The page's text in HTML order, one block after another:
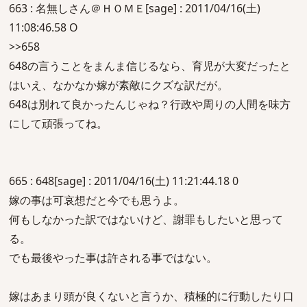
663 : 名無しさん＠ＨＯＭＥ[sage] : 2011/04/16(土)
11:08:46.58 O
>>658
648の言うことをまんま信じるなら、育児が大変だったと
はいえ、なかなか嫁が素敵にクズな訳だが。
648は別れて良かったんじゃね？行政や周りの人間を味方
にして頑張ってね。
665 : 648[sage] : 2011/04/16(土) 11:21:44.18 0
嫁の事は可哀想だと今でも思うよ。
何もしなかった訳ではないけど、謝罪もしたいと思って
る。
でも最後やった事は許される事ではない。
嫁はあまり頭が良くないと言うか、積極的に行動したり口